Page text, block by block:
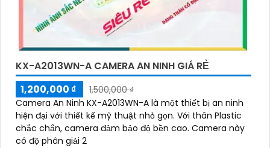
KX-A2013WN-A CAMERA AN NINH GIÁ RẺ
1,200,000 ₫
1,500,000 ₫
Camera An Ninh KX-A2013WN-A là một thiết bị an ninh
hiện đại với thiết kế mỹ thuật nhỏ gọn. Với thân Plastic
chắc chắn, camera đảm bảo độ bền cao. Camera này
có độ phân giải 2